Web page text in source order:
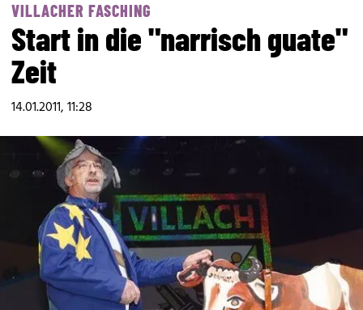
VILLACHER FASCHING
Start in die "narrisch guate"
Zeit
14.01.2011, 11:28